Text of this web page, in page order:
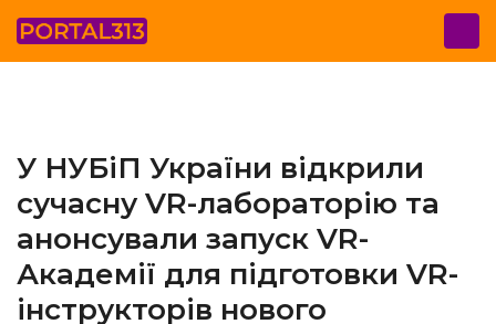
У НУБіП України відкрили
сучасну VR-лабораторію та
анонсували запуск VR-
Академії для підготовки VR-
інструкторів нового